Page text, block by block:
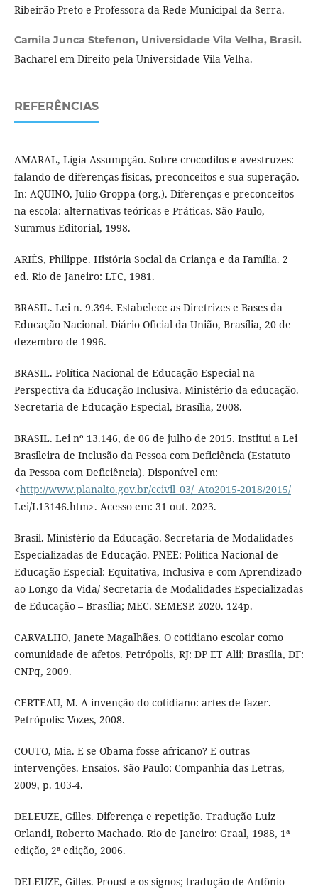
Ribeirão Preto e Professora da Rede Municipal da Serra.
Camila Junca Stefenon, Universidade Vila Velha, Brasil.
Bacharel em Direito pela Universidade Vila Velha.
REFERÊNCIAS
AMARAL, Lígia Assumpção. Sobre crocodilos e avestruzes:
falando de diferenças físicas, preconceitos e sua superação.
In: AQUINO, Júlio Groppa (org.). Diferenças e preconceitos
na escola: alternativas teóricas e Práticas. São Paulo,
Summus Editorial, 1998.
ARIÈS, Philippe. História Social da Criança e da Família. 2
ed. Rio de Janeiro: LTC, 1981.
BRASIL. Lei n. 9.394. Estabelece as Diretrizes e Bases da
Educação Nacional. Diário Oficial da União, Brasília, 20 de
dezembro de 1996.
BRASIL. Política Nacional de Educação Especial na
Perspectiva da Educação Inclusiva. Ministério da educação.
Secretaria de Educação Especial, Brasília, 2008.
BRASIL. Lei nº 13.146, de 06 de julho de 2015. Institui a Lei
Brasileira de Inclusão da Pessoa com Deficiência (Estatuto
da Pessoa com Deficiência). Disponível em:
<http://www.planalto.gov.br/ccivil_03/_Ato2015-2018/2015/
Lei/L13146.htm>. Acesso em: 31 out. 2023.
Brasil. Ministério da Educação. Secretaria de Modalidades
Especializadas de Educação. PNEE: Política Nacional de
Educação Especial: Equitativa, Inclusiva e com Aprendizado
ao Longo da Vida/ Secretaria de Modalidades Especializadas
de Educação – Brasília; MEC. SEMESP. 2020. 124p.
CARVALHO, Janete Magalhães. O cotidiano escolar como
comunidade de afetos. Petrópolis, RJ: DP ET Alii; Brasília, DF:
CNPq, 2009.
CERTEAU, M. A invenção do cotidiano: artes de fazer.
Petrópolis: Vozes, 2008.
COUTO, Mia. E se Obama fosse africano? E outras
intervenções. Ensaios. São Paulo: Companhia das Letras,
2009, p. 103-4.
DELEUZE, Gilles. Diferença e repetição. Tradução Luiz
Orlandi, Roberto Machado. Rio de Janeiro: Graal, 1988, 1ª
edição, 2ª edição, 2006.
DELEUZE, Gilles. Proust e os signos; tradução de Antônio